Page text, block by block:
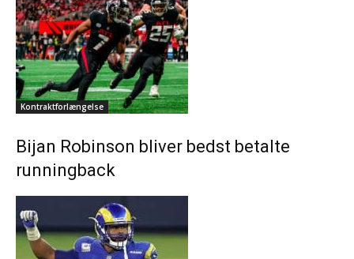
Kontraktforlængelse
Bijan Robinson bliver bedst betalte
runningback